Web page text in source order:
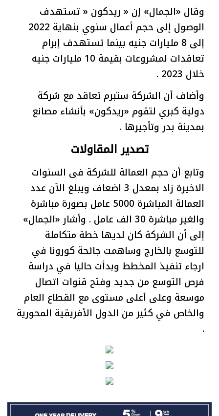
وقال «الجمال» إن « ريدكون « تستهدف
الوصول إلى حجم أعمال سنوي بنهاية 2022
إلى 8 مليارات جنيه بينما تستهدف إبرام
تعاقدات لمشروعات بقيمة 10 مليارات جنيه
خلال 2023 .
وأضاف أن الشركة ستبرم تعاقد مع شركة
دولية كبري لتقوم «ريدكون» بأنشاء مصانع
بمدينة بدر وتأجيرها .
تصدير المقاولات
وتابع أن حجم العمالة للشركة فى السنوات
الاخيرة زاد بمعدل 3 اضعاف ويبلغ الآن عدد
العمالة المباشرة 5000 عامل بصورة مباشرة
والغير مباشرة 30 الف عامل . وأشار «الجمال»
إلى أن الشركة كان لديها خطة متكاملة
للتوسع بالخارج وساهمت جائحة كورونا في
ارجاء تنفيذ المخطط وبدأت حاليا في دراسة
فرص التوسع من جديد وفتح قنوات اتصال
موسعة وعلى أعلى مستوى مع القطاع العام
والخاص في كثير من الدول الأفريقية المحورية
.